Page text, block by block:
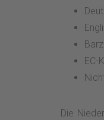
EC-
Die